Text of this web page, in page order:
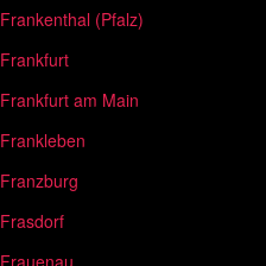
Frankenthal (Pfalz)
Frankfurt
Frankfurt am Main
Frankleben
Franzburg
Frasdorf
Frauenau